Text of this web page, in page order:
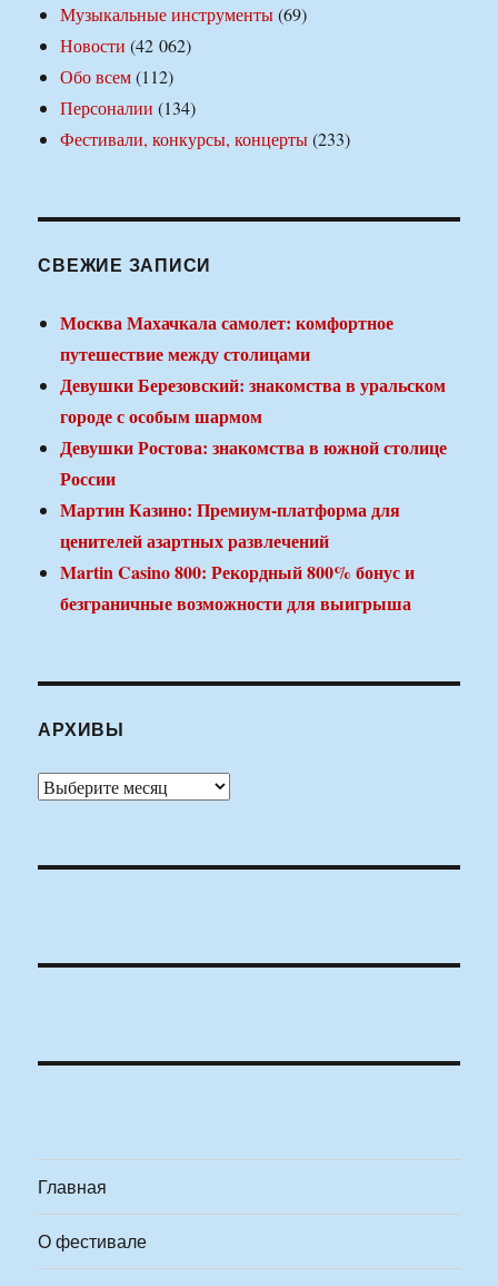
Музыкальные инструменты(69)
Новости (42 062)
Обо всем(112)
Персоналии (134)
Фестивали, конкурсы, концерты(233)
СВЕЖИЕ ЗАПИСИ
Москва Махачкала самолет: комфортное
путешествие между столицами
Девушки Березовский: знакомства в уральском
городе с особым шармом
Девушки Ростова: знакомства в южной столице
России
Мартин Казино: Премиум-платформа для
ценителей азартных развлечений
Martin Casino 800: Рекордный 800% бонус и
безграничные возможности для выигрыша
АРХИВЫ
Архивы
Главная
О фестивале